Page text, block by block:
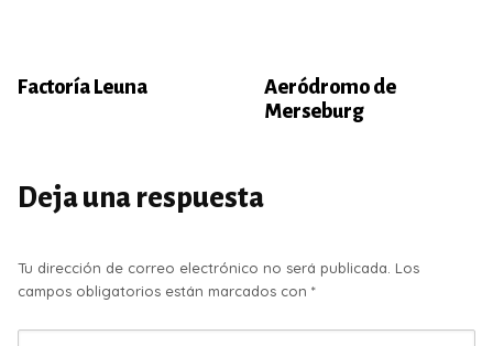
Factoría Leuna
Aeródromo de
Merseburg
Deja una respuesta
Tu dirección de correo electrónico no será publicada. Los
campos obligatorios están marcados con *